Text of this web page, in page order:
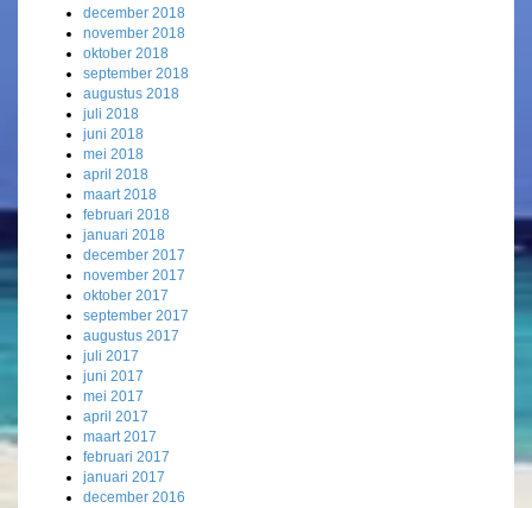
december 2018
november 2018
oktober 2018
september 2018
augustus 2018
juli 2018
juni 2018
mei 2018
april 2018
maart 2018
februari 2018
januari 2018
december 2017
november 2017
oktober 2017
september 2017
augustus 2017
juli 2017
juni 2017
mei 2017
april 2017
maart 2017
februari 2017
januari 2017
december 2016